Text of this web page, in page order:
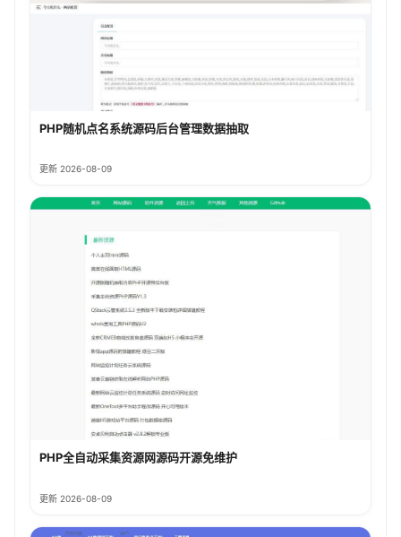
PHP随机点名系统源码后台管理数据抽取
更新 2026-08-09
PHP全自动采集资源网源码开源免维护
更新 2026-08-09